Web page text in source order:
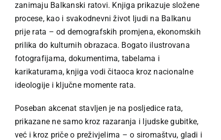
zanimaju Balkanski ratovi. Knjiga prikazuje složene
procese, kao i svakodnevni život ljudi na Balkanu
prije rata – od demografskih promjena, ekonomskih
prilika do kulturnih obrazaca. Bogato ilustrovana
fotografijama, dokumentima, tabelama i
karikaturama, knjiga vodi čitaoca kroz nacionalne
ideologije i ključne momente rata.
Poseban akcenat stavljen je na posljedice rata,
prikazane ne samo kroz razaranja i ljudske gubitke,
već i kroz priče o preživjelima – o siromaštvu, gladi i